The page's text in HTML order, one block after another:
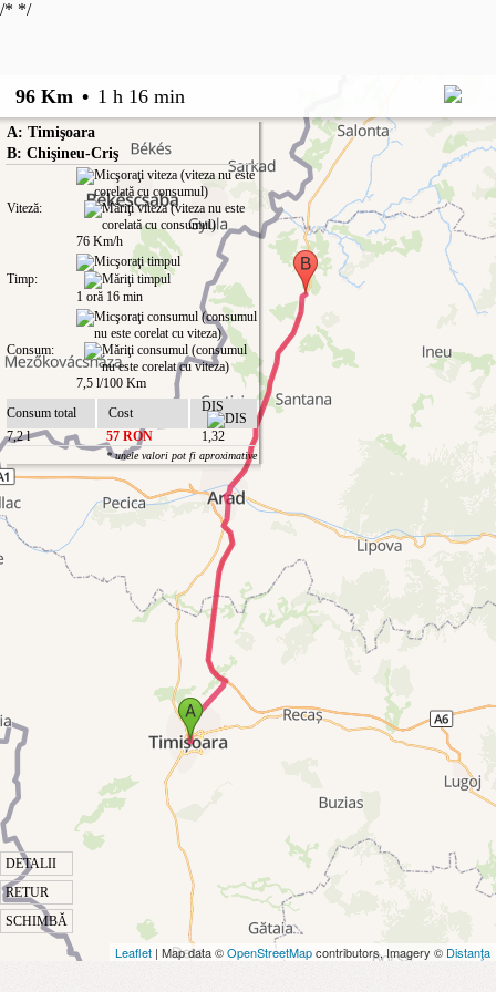
/* */
96 Km • 1 h 16 min
DETALII
RETUR
SCHIMBĂ
A: Timişoara
B: Chişineu-Criş
Viteză:
76 Km/h
Timp:
1 oră 16 min
Consum:
7,5 l/100 Km
Consum total
Cost
DIS
7,2 l
57 RON 1,32
* unele valori pot fi aproximative